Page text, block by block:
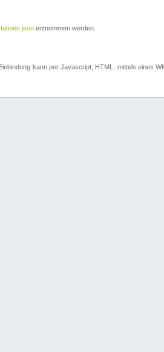
entnommen werden.
kann per Javascript, HTML, mittels eines